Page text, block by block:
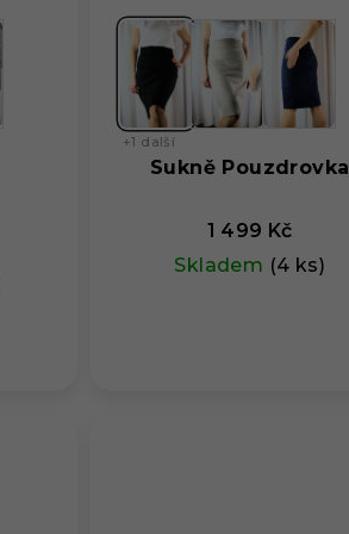
+1 další
Sukně Pouzdrovka
1 499 Kč
Skladem (4 ks)